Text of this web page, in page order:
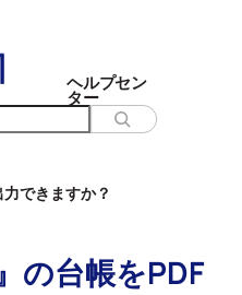
ヘルプセン
ター
力できますか？
の台帳をPDF